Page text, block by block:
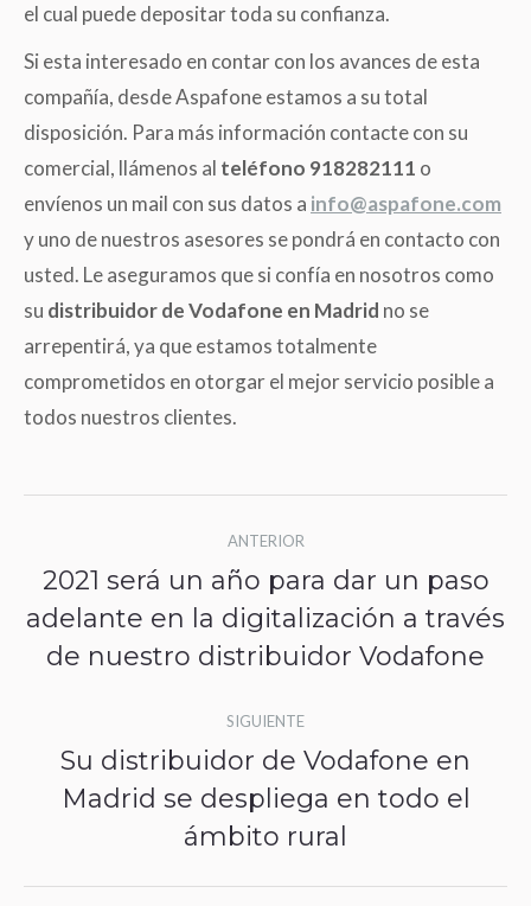
el cual puede depositar toda su confianza.
Si esta interesado en contar con los avances de esta
compañía, desde Aspafone estamos a su total
disposición. Para más información contacte con su
comercial, llámenos al teléfono 918282111 o
envíenos un mail con sus datos a info@aspafone.com
y uno de nuestros asesores se pondrá en contacto con
usted. Le aseguramos que si confía en nosotros como
su distribuidor de Vodafone en Madrid no se
arrepentirá, ya que estamos totalmente
comprometidos en otorgar el mejor servicio posible a
todos nuestros clientes.
entre
publicaciones
ANTERIOR
Publicación
anterior:
2021 será un año para dar un paso
adelante en la digitalización a través
de nuestro distribuidor Vodafone
SIGUIENTE
Publicación
siguiente:
Su distribuidor de Vodafone en
Madrid se despliega en todo el
ámbito rural